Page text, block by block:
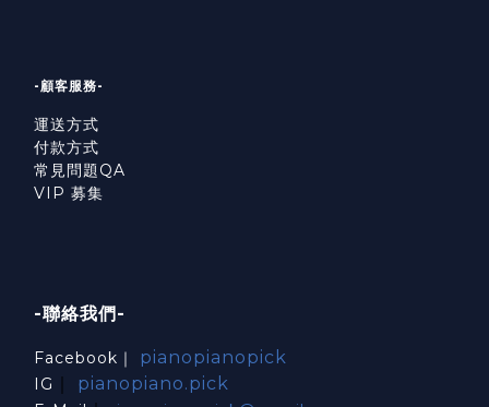
-顧客服務-
運送方式
付款方式
常見問題QA
VIP 募集
-聯絡我們-
Facebook｜ pianopianopick
IG ｜ pianopiano.pick